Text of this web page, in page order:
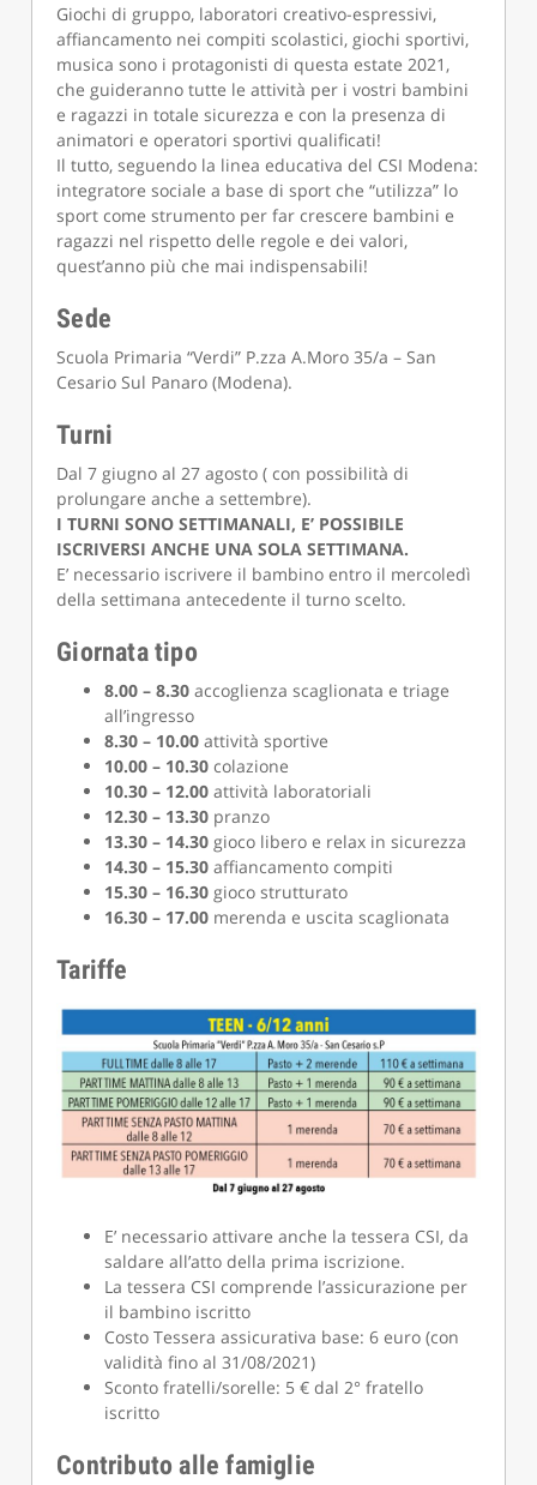
Giochi di gruppo, laboratori creativo-espressivi,
affiancamento nei compiti scolastici, giochi sportivi,
musica sono i protagonisti di questa estate 2021,
che guideranno tutte le attività per i vostri bambini
e ragazzi in totale sicurezza e con la presenza di
animatori e operatori sportivi qualificati!
Il tutto, seguendo la linea educativa del CSI Modena:
integratore sociale a base di sport che “utilizza” lo
sport come strumento per far crescere bambini e
ragazzi nel rispetto delle regole e dei valori,
quest’anno più che mai indispensabili!
Sede
Scuola Primaria “Verdi” P.zza A.Moro 35/a – San
Cesario Sul Panaro (Modena).
Turni
Dal 7 giugno al 27 agosto ( con possibilità di
prolungare anche a settembre).
I TURNI SONO SETTIMANALI, E’ POSSIBILE
ISCRIVERSI ANCHE UNA SOLA SETTIMANA.
E’ necessario iscrivere il bambino entro il mercoledì
della settimana antecedente il turno scelto.
Giornata tipo
8.00 – 8.30 accoglienza scaglionata e triage
all’ingresso
8.30 – 10.00 attività sportive
10.00 – 10.30 colazione
10.30 – 12.00 attività laboratoriali
12.30 – 13.30 pranzo
13.30 – 14.30 gioco libero e relax in sicurezza
14.30 – 15.30 affiancamento compiti
15.30 – 16.30 gioco strutturato
16.30 – 17.00 merenda e uscita scaglionata
Tariffe
E’ necessario attivare anche la tessera CSI, da
saldare all’atto della prima iscrizione.
La tessera CSI comprende l’assicurazione per
il bambino iscritto
Costo Tessera assicurativa base: 6 euro (con
validità fino al 31/08/2021)
Sconto fratelli/sorelle: 5 € dal 2° fratello
iscritto
Contributo alle famiglie